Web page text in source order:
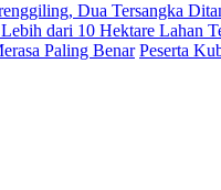
Dua Tersangka
dari 10 Hektare Lahan
Paling Benar Peserta